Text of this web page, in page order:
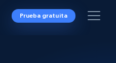
Prueba gratuita